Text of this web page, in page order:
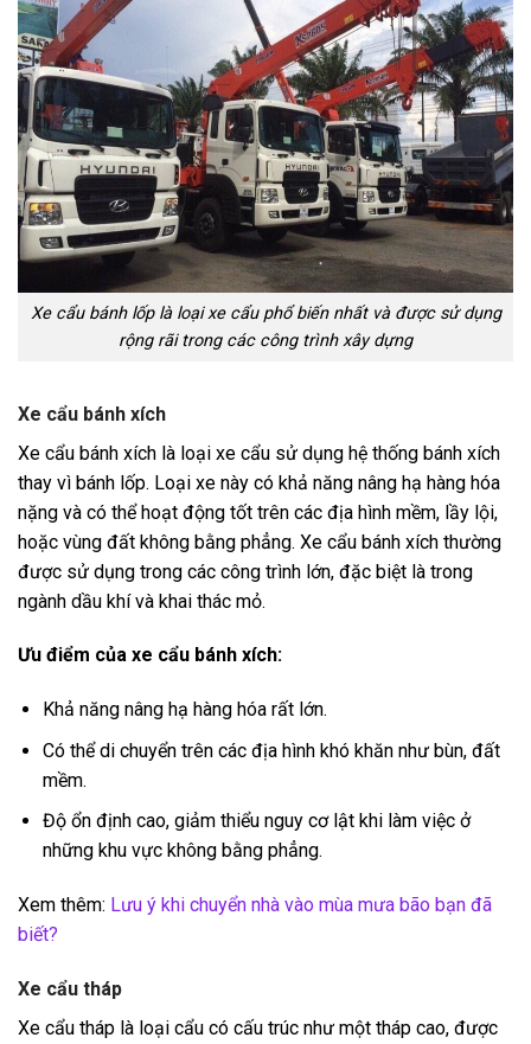
Xe cẩu bánh lốp là loại xe cẩu phổ biến nhất và được sử dụng
rộng rãi trong các công trình xây dựng
Xe cẩu bánh xích
Xe cẩu bánh xích là loại xe cẩu sử dụng hệ thống bánh xích
thay vì bánh lốp. Loại xe này có khả năng nâng hạ hàng hóa
nặng và có thể hoạt động tốt trên các địa hình mềm, lầy lội,
hoặc vùng đất không bằng phẳng. Xe cẩu bánh xích thường
được sử dụng trong các công trình lớn, đặc biệt là trong
ngành dầu khí và khai thác mỏ.
Ưu điểm của xe cẩu bánh xích:
Khả năng nâng hạ hàng hóa rất lớn.
Có thể di chuyển trên các địa hình khó khăn như bùn, đất
mềm.
Độ ổn định cao, giảm thiểu nguy cơ lật khi làm việc ở
những khu vực không bằng phẳng.
Xem thêm: Lưu ý khi chuyển nhà vào mùa mưa bão bạn đã
biết?
Xe cẩu tháp
Xe cẩu tháp là loại cẩu có cấu trúc như một tháp cao, được